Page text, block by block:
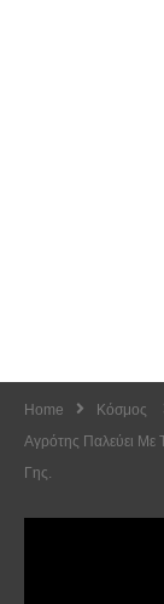
Home
Κόσμος
Αγρότης Παλεύει Με
Γης.